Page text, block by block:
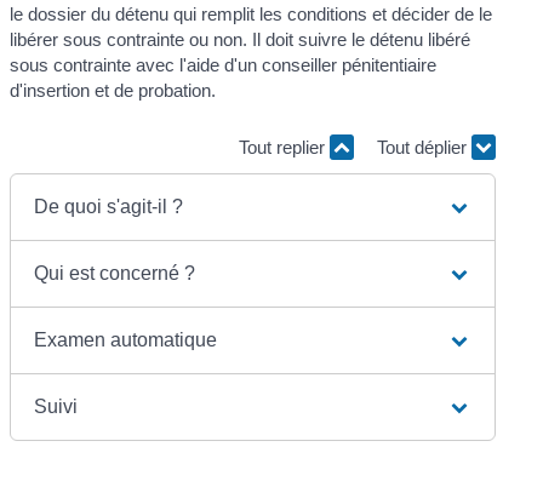
le dossier du détenu qui remplit les conditions et décider de le
libérer sous contrainte ou non. Il doit suivre le détenu libéré
sous contrainte avec l'aide d'un conseiller pénitentiaire
d'insertion et de probation.
Tout replier Tout déplier
De quoi s'agit-il ?
Qui est concerné ?
Examen automatique
Suivi